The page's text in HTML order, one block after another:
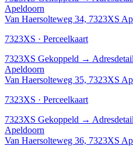
Apeldoorn
Van Haersolteweg 34, 7323XS
7323XS · Perceelkaart
7323XS Gekoppeld →
Apeldoorn
Van Haersolteweg 35, 7323XS
7323XS · Perceelkaart
7323XS Gekoppeld →
Apeldoorn
Van Haersolteweg 36, 7323XS